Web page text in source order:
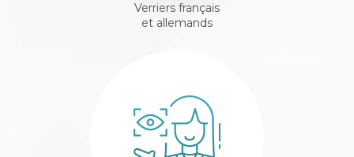
Verriers français
et allemands